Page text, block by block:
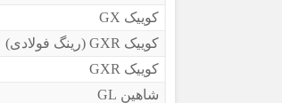
کوییک GX
کوییک GXR (رینگ فولادی)
کوییک GXR
شاهین GL